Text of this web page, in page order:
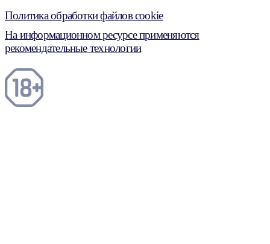
Политика обработки файлов cookie
На информационном ресурсе применяются
рекомендательные технологии